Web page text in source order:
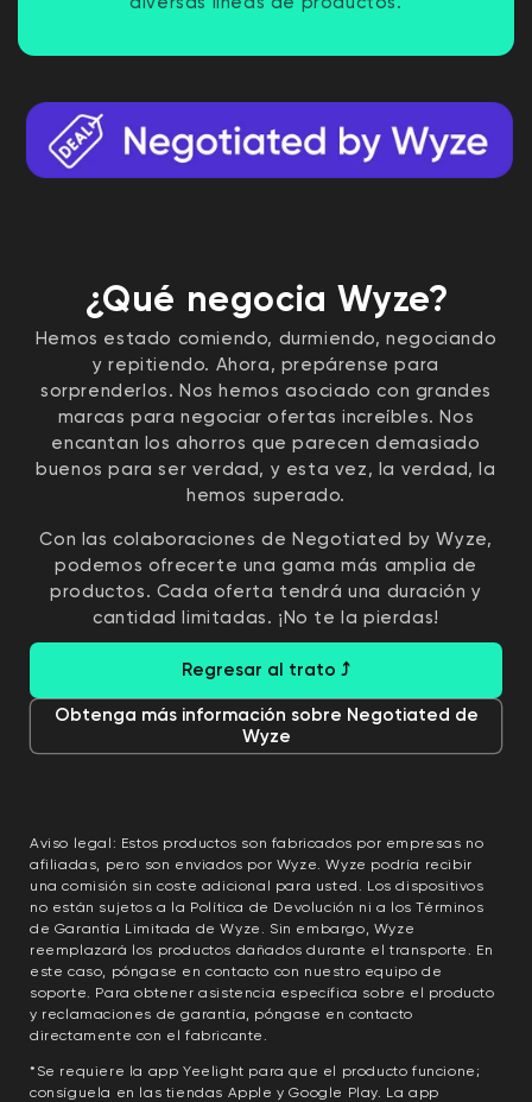
¿Qué negocia Wyze?
Hemos estado comiendo, durmiendo, negociando
y repitiendo. Ahora, prepárense para
sorprenderlos. Nos hemos asociado con grandes
marcas para negociar ofertas increíbles. Nos
encantan los ahorros que parecen demasiado
buenos para ser verdad, y esta vez, la verdad, la
hemos superado.
Con las colaboraciones de Negotiated by Wyze,
podemos ofrecerte una gama más amplia de
productos. Cada oferta tendrá una duración y
cantidad limitadas. ¡No te la pierdas!
Regresar al trato ⤴
Obtenga más información sobre Negotiated de
Wyze
Aviso legal: Estos productos son fabricados por empresas no
afiliadas, pero son enviados por Wyze. Wyze podría recibir
una comisión sin coste adicional para usted. Los dispositivos
no están sujetos a la Política de Devolución ni a los Términos
de Garantía Limitada de Wyze. Sin embargo, Wyze
reemplazará los productos dañados durante el transporte. En
este caso, póngase en contacto con nuestro equipo de
soporte. Para obtener asistencia específica sobre el producto
y reclamaciones de garantía, póngase en contacto
directamente con el fabricante.
*Se requiere la app Yeelight para que el producto funcione;
consíguela en las tiendas Apple y Google Play. La app